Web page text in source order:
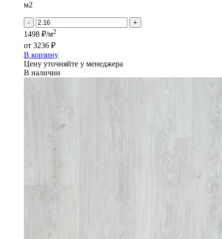
м2
- +
1498 ₽/м2
от 3236 ₽
В корзину
Цену уточняйте у менеджера
В наличии